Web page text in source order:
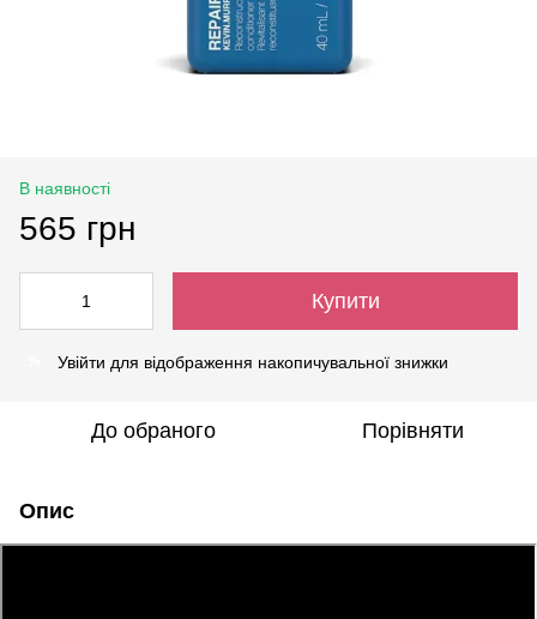
В наявності
565 грн
Купити
Увійти для відображення накопичувальної знижки
До обраного Порівняти
Опис